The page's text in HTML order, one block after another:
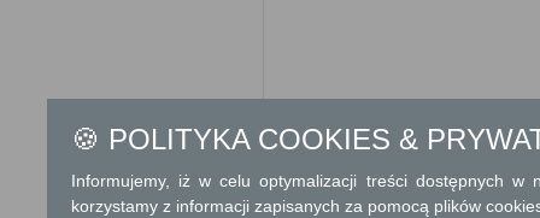
🍪 POLITYKA COOKIES &
Informujemy, iż w celu optymalizacji treści dostępnych w
korzystamy z informacji zapisanych za pomocą plików